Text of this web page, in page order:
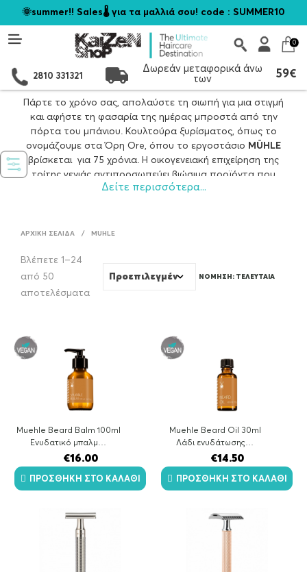
🌞summer!! Sales🌡️ για τα μαλλιά σου! code : SUMMER10
0
2810 331321
Δωρεάν μεταφορικά άνω
των
59€
Πάρτε το χρόνο σας, απολαύστε τη σιωπή για μια στιγμή
και αφήστε τη φασαρία της ημέρας μπροστά από την
πόρτα του μπάνιου. Κουλτούρα ξυρίσματος, όπως το
ονομάζουμε στα Όρη Ore, όπου το εργοστάσιο MÜHLE
βρίσκεται για 75 χρόνια. Η οικογενειακή επιχείρηση της
τρίτης γενιάς αντιπροσωπεύει βιώσιμα προϊόντα που
δημιουργούνται με το χέρι με πραγματική
εξίσου σημαντική για εμάς στο
ξυραφάκια, μπολ είτε το κατάλληλο προϊόν περιποίησης:
Δείτε περισσότερα...
ΑΡΧΙΚΉ ΣΕΛΊΔΑ / MUHLE
Βλέπετε 1–24
από 50
αποτελέσματαSorted
Muehle Beard Balm 100ml
Ενυδατικό μπαλμ…
€16.00
ΠΡΟΣΘΉΚΗ ΣΤΟ ΚΑΛΆΘΙ
Muehle Beard Οil 30ml
Λάδι ενυδάτωσης…
€14.50
ΠΡΟΣΘΉΚΗ ΣΤΟ ΚΑΛΆΘΙ